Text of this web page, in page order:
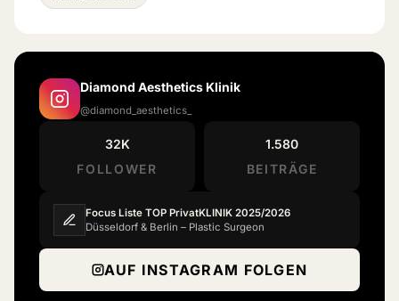
Diamond Aesthetics Klinik
@diamond_aesthetics_
32K
FOLLOWER
1.580
BEITRÄGE
Focus Liste TOP PrivatKLINIK 2025/2026
Düsseldorf & Berlin – Plastic Surgeon
AUF INSTAGRAM FOLGEN